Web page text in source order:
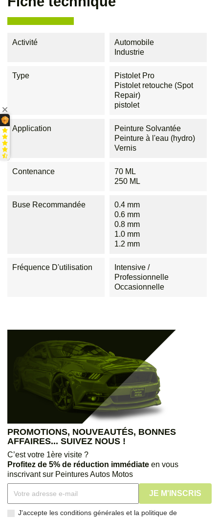
Activité
Automobile
Industrie
Type
Pistolet Pro
Pistolet retouche (Spot
Repair)
pistolet
Application
Peinture Solvantée
Peinture à l'eau (hydro)
Vernis
Contenance
70 ML
250 ML
Buse Recommandée
0.4 mm
0.6 mm
0.8 mm
1.0 mm
1.2 mm
Fréquence D'utilisation
Intensive /
Professionnelle
Occasionnelle
PROMOTIONS, NOUVEAUTÉS, BONNES
AFFAIRES... SUIVEZ NOUS !
C’est votre 1ère visite ?
Profitez de 5% de réduction immédiate en vous
inscrivant sur Peintures Autos Motos
J'accepte les conditions générales et la politique de